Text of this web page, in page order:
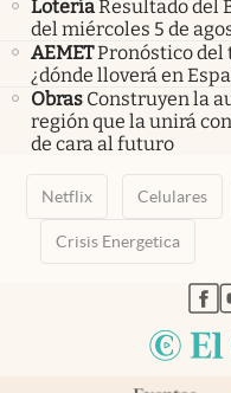
LoteríaResultado del
del miércoles 5 de
AEMETPronóstico del
¿dónde lloverá en
Obras Construyen la
región que la unirá
de cara al futuro
Netflix Celulares
Crisis Energetica